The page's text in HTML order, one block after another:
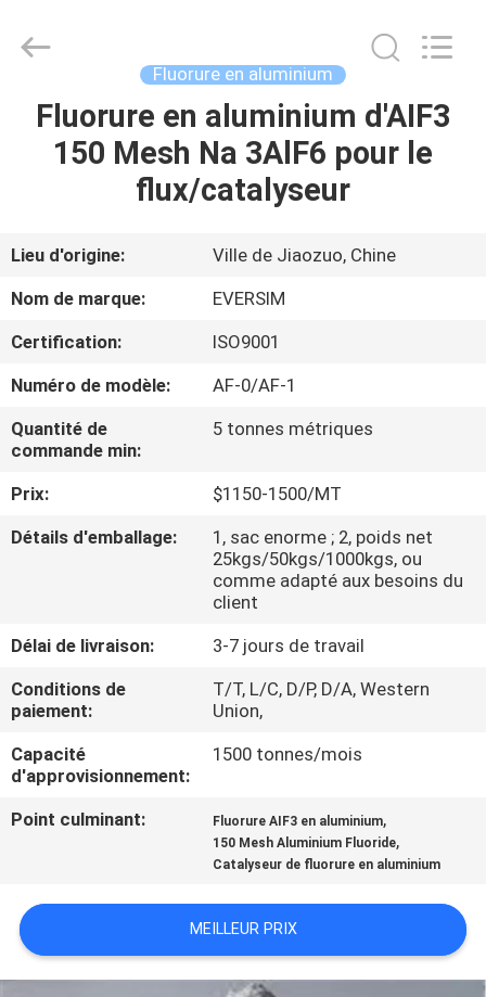
PRODUITS
VIDÉOS
À
PROPOS
NOUS
L'USINE
CONTRÔLE
DE
LA
QUALITÉ
NOUS
CONTACTER
Imp.&Exp.Co.,Ltd.
Fluorure en aluminium
Fluorure en aluminium d'AIF3
150 Mesh Na 3AlF6 pour le
flux/catalyseur
Lieu d'origine:
Ville de Jiaozuo, Chine
Nom de marque:
EVERSIM
Certification:
ISO9001
Numéro de modèle:
AF-0/AF-1
Quantité de
commande min:
5 tonnes métriques
Prix:
$1150-1500/MT
Détails d'emballage:
1, sac enorme ; 2, poids net
25kgs/50kgs/1000kgs, ou
comme adapté aux besoins du
client
Délai de livraison:
3-7 jours de travail
Conditions de
paiement:
T/T, L/C, D/P, D/A, Western
Union,
Capacité
d'approvisionnement:
1500 tonnes/mois
Point culminant: Fluorure AIF3 en aluminium,
150 Mesh Aluminium Fluoride,
Catalyseur de fluorure en aluminium
MEILLEUR PRIX